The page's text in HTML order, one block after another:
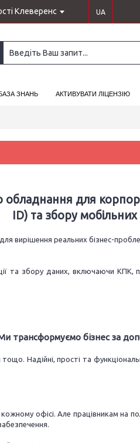
Клеверенс UA
ЗНАНЬ АКТИВУВАТИ ЛІЦЕНЗІЮ
для
ID) та збору
реальних бізнес-
та збору даних, включаючи
трансформуємо бізнес за
тощо. Надійні, прості та
кожному офісі. Але працівникам